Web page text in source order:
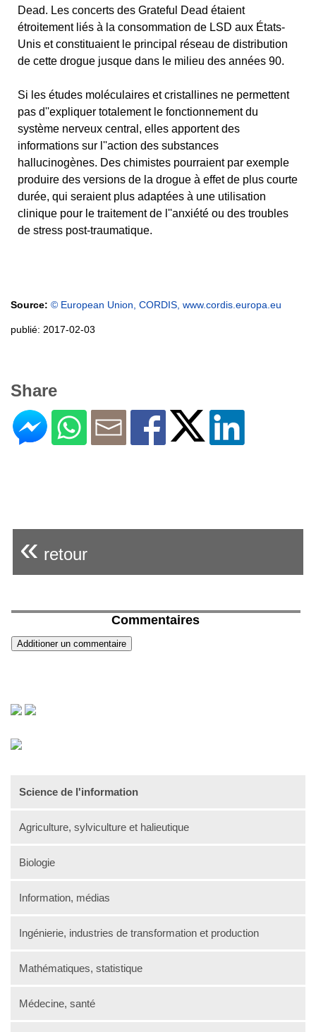
Science de l'information
Agriculture, sylviculture et halieutique
Biologie
Information, médias
Ingénierie, industries de transformation et production
Mathématiques, statistique
Médecine, santé
Dead. Les concerts des Grateful Dead étaient
étroitement liés à la consommation de LSD aux États-
Unis et constituaient le principal réseau de distribution
de cette drogue jusque dans le milieu des années 90.
Si les études moléculaires et cristallines ne permettent
pas d''expliquer totalement le fonctionnement du
système nerveux central, elles apportent des
informations sur l''action des substances
hallucinogènes. Des chimistes pourraient par exemple
produire des versions de la drogue à effet de plus courte
durée, qui seraient plus adaptées à une utilisation
clinique pour le traitement de l''anxiété ou des troubles
de stress post-traumatique.
Source: © European Union, CORDIS, www.cordis.europa.eu
publié: 2017-02-03
Share
« retour
Commentaires